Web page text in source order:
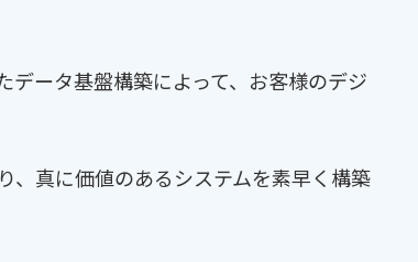
ータ基盤構築によって、お客様のデジ
、真に価値のあるシステムを素早く構築